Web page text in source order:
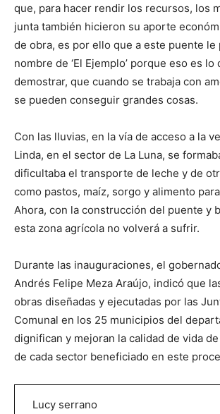
que, para hacer rendir los recursos, los
junta también hicieron su aporte
de obra, es por ello que a este puente le
nombre de ‘El Ejemplo’ porque eso es
demostrar, que cuando se trabaja con
se pueden conseguir grandes cosas.
Con las lluvias, en la vía de acceso a la
Linda, en el sector de La Luna, se
dificultaba el transporte de leche y de
como pastos, maíz, sorgo y alimento
Ahora, con la construcción del puente y
esta zona agrícola no volverá a sufrir.
Durante las inauguraciones, el
Andrés Felipe Meza Araújo, indicó que
obras diseñadas y ejecutadas por las
Comunal en los 25 municipios del
dignifican y mejoran la calidad de vida
de cada sector beneficiado en este
Lucy serrano